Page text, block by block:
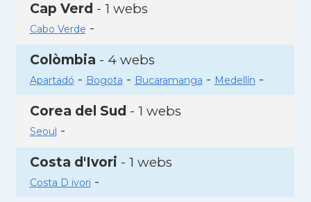
Cap Verd - 1 webs
Cabo Verde -
Colòmbia - 4 webs
Apartadó - Bogota - Bucaramanga - Medellín -
Corea del Sud - 1 webs
Seoul -
Costa d'Ivori - 1 webs
Costa D ivori -